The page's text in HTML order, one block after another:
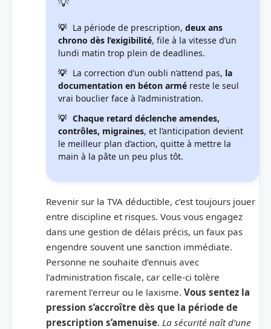
La période de prescription, deux ans
chrono dès l’exigibilité, file à la vitesse d’un
lundi matin trop plein de deadlines.
La correction d’un oubli n’attend pas, la
documentation en béton armé reste le seul
vrai bouclier face à l’administration.
Chaque retard déclenche amendes,
contrôles, migraines, et l’anticipation devient
le meilleur plan d’action, quitte à mettre la
main à la pâte un peu plus tôt.
Revenir sur la TVA déductible, c’est toujours jouer
entre discipline et risques. Vous vous engagez
dans une gestion de délais précis, un faux pas
engendre souvent une sanction immédiate.
Personne ne souhaite d’ennuis avec
l’administration fiscale, car celle-ci tolère
rarement l’erreur ou le laxisme. Vous sentez la
pression s’accroître dès que la période de
prescription s’amenuise. La sécurité naît d’une